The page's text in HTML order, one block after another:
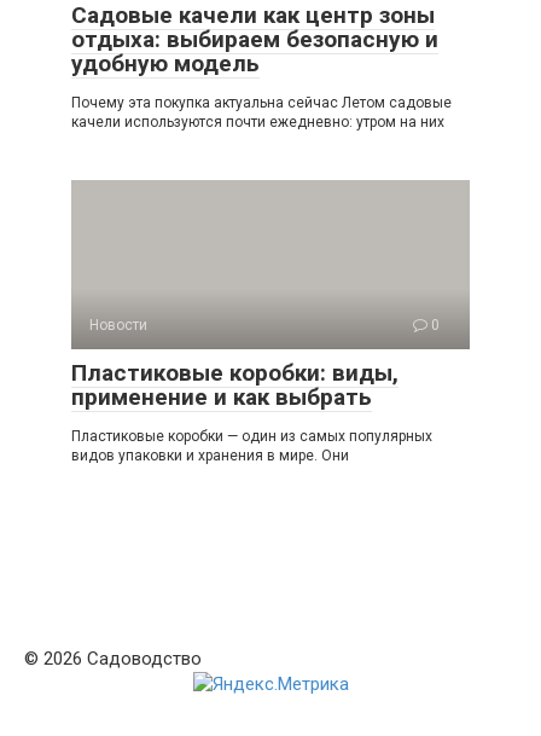
Садовые качели как центр зоны
отдыха: выбираем безопасную и
удобную модель
Почему эта покупка актуальна сейчас Летом садовые
качели используются почти ежедневно: утром на них
Новости 0
Пластиковые коробки: виды,
применение и как выбрать
Пластиковые коробки — один из самых популярных
видов упаковки и хранения в мире. Они
© 2026 Садоводство